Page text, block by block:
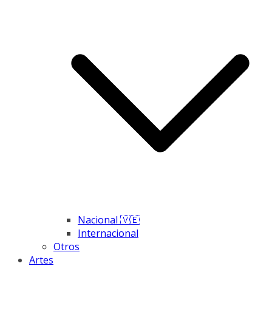
Nacional 🇻🇪
Internacional
Otros
Artes